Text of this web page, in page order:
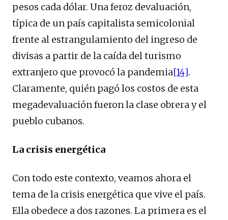
pesos cada dólar. Una feroz devaluación,
típica de un país capitalista semicolonial
frente al estrangulamiento del ingreso de
divisas a partir de la caída del turismo
extranjero que provocó la pandemia[14].
Claramente, quién pagó los costos de esta
megadevaluación fueron la clase obrera y el
pueblo cubanos.
La crisis energética
Con todo este contexto, veamos ahora el
tema de la crisis energética que vive el país.
Ella obedece a dos razones. La primera es el